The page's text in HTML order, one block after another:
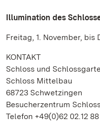
Illumination des
Freitag, 1. November, bis
KONTAKT
Schloss und
Schloss Mittelbau
68723 Schwetzingen
Besucherzentrum
Telefon +49(0)62 02.12